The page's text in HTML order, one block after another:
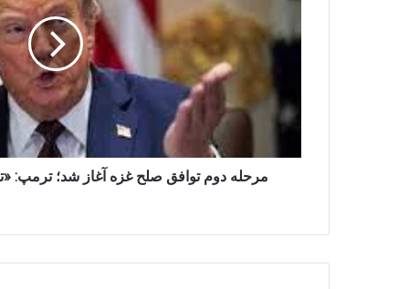
آغاز
«تمام
۲۰
گروگان
مرحله دوم توافق صلح غزه آغاز شد؛ ترمپ: «تمام ۲۰ گروگان آزاد